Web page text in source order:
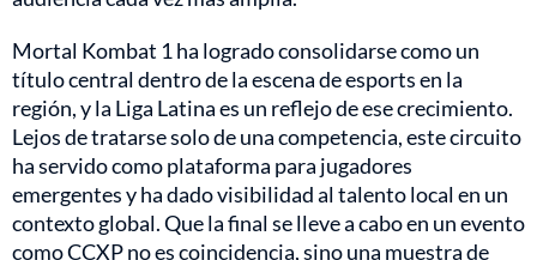
Mortal Kombat 1 ha logrado consolidarse como un
título central dentro de la escena de esports en la
región, y la Liga Latina es un reflejo de ese crecimiento.
Lejos de tratarse solo de una competencia, este circuito
ha servido como plataforma para jugadores
emergentes y ha dado visibilidad al talento local en un
contexto global. Que la final se lleve a cabo en un evento
como CCXP no es coincidencia, sino una muestra de